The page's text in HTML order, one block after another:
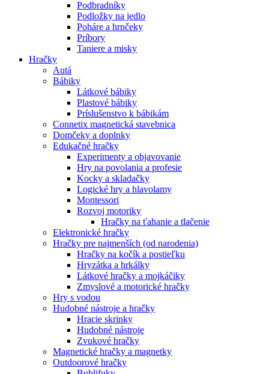
Podbradníky
Podložky na jedlo
Poháre a hrnčeky
Príbory
Taniere a misky
Hračky
Autá
Bábiky
Látkové bábiky
Plastové bábiky
Príslušenstvo k bábikám
Connetix magnetická stavebnica
Domčeky a doplnky
Edukačné hračky
Experimenty a objavovanie
Hry na povolania a profesie
Kocky a skladačky
Logické hry a hlavolamy
Montessori
Rozvoj motoriky
Hračky na ťahanie a tlačenie
Elektronické hračky
Hračky pre najmenších (od narodenia)
Hračky na kočík a postieľku
Hryzátka a hrkálky
Látkové hračky a mojkáčiky
Zmyslové a motorické hračky
Hry s vodou
Hudobné nástroje a hračky
Hracie skrinky
Hudobné nástroje
Zvukové hračky
Magnetické hračky a magnetky
Outdoorové hračky